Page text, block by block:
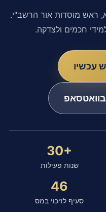
ראש מוסדות אור הרשב"י.
חכמים ולצדקה.
עכשיו
30+
שנות פעילות
46
סעיף לזיכוי במס